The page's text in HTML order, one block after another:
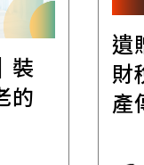
裝
的
遺
財
產